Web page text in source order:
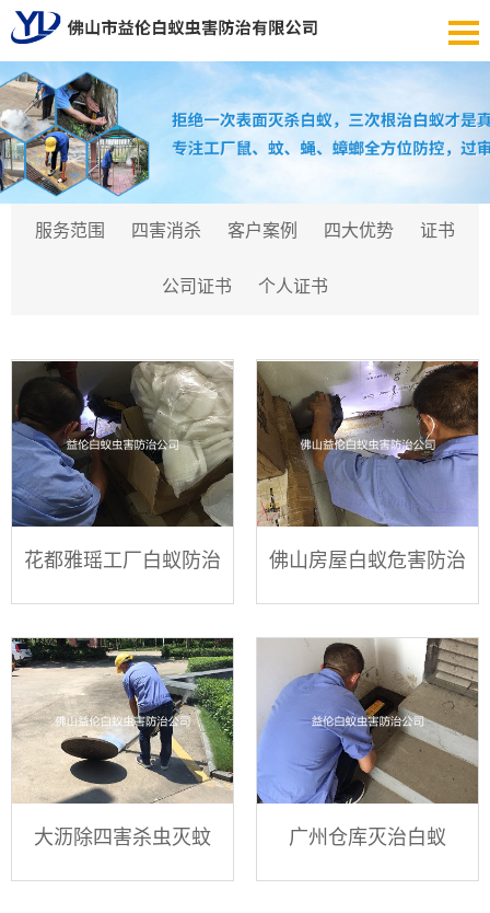
服务范围 四害消杀 客户案例 四大优势 证书
公司证书 个人证书
花都雅瑶工厂白蚁防治 佛山房屋白蚁危害防治
大沥除四害杀虫灭蚊 广州仓库灭治白蚁